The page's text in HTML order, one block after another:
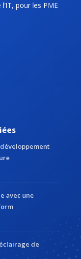
pour les PME
avec une
de